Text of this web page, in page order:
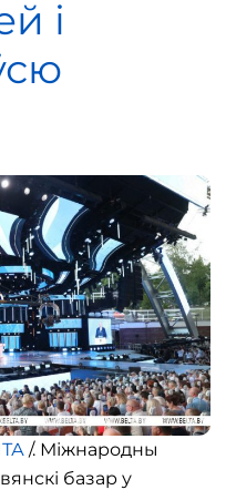
і
/. Міжнародны
базар у